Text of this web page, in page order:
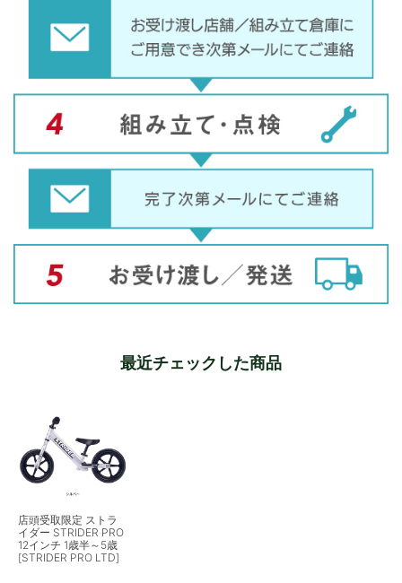
最近チェックした商品
店頭受取限定 ストラ
イダー STRIDER PRO
12インチ 1歳半～5歳
[STRIDER PRO LTD]